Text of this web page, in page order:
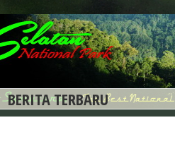
BERITA TERBARU